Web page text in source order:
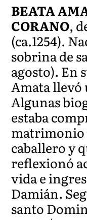
BEATA
CORANO,
(ca.1254).
sobrina de
agosto). En
Amata
Algunas
estaba
matrimonio
caballero y
reflexionó
vida e
Damián.
santo